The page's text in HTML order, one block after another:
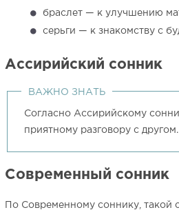
браслет — к улучшению
серьги — к знакомству с
Ассирийский сонник
ВАЖНО ЗНАТЬ
Согласно Ассирийскому
приятному разговору с другом.
Современный сонник
По Современному соннику, такой